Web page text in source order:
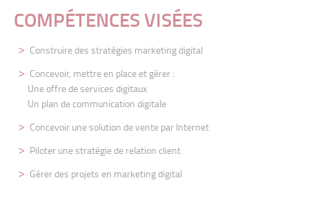
COMPÉTENCES VISÉES
Construire des stratégies marketing digital
Concevoir, mettre en place et gérer :
Une offre de services digitaux
Un plan de communication digitale
Concevoir une solution de vente par Internet
Piloter une stratégie de relation client
Gérer des projets en marketing digital